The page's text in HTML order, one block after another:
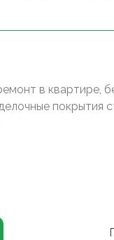
в квартире,
покрытия